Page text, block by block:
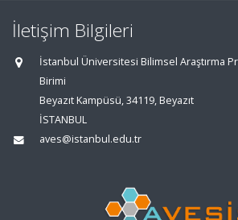
İletişim Bilgileri
İstanbul Üniversitesi Bilimsel Araştırma
Birimi
Beyazıt Kampüsü, 34119, Beyazıt
İSTANBUL
aves@istanbul.edu.tr